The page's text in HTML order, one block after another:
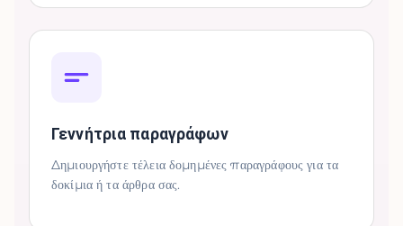
Γεννήτρια παραγράφων
Δημιουργήστε τέλεια δομημένες παραγράφους για τα
δοκίμια ή τα άρθρα σας.